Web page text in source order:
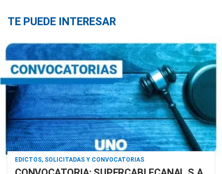
TE PUEDE INTERESAR
EDICTOS, SOLICITADAS Y CONVOCATORIAS